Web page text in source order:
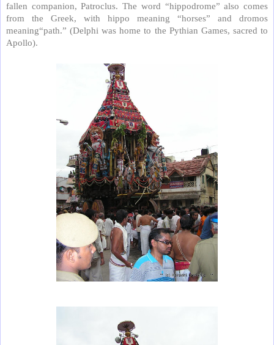
fallen companion, Patroclus. The word “hippodrome” also comes
from the Greek, with hippo meaning “horses” and dromos
meaning“path.” (Delphi was home to the Pythian Games, sacred to
Apollo).